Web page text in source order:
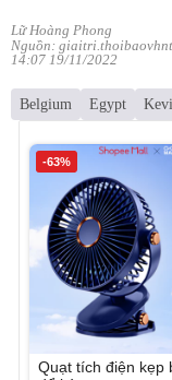
Lữ Hoàng Phong
Nguồn:
14:07 19/11/2022
Belgium Egypt
-63%
Quạt tích điện kẹp